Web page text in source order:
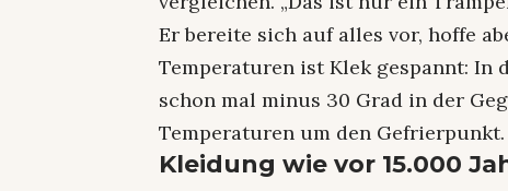
Er bereite sich auf alles vor, hoffe
Temperaturen ist Klek gespannt: In
schon mal minus 30 Grad in der
Temperaturen um den Gefrierpunkt.
Kleidung wie vor 15.000